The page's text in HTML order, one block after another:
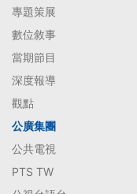
專題策展
數位敘事
當期節目
深度報導
觀點
公廣集團
公共電視
PTS TW